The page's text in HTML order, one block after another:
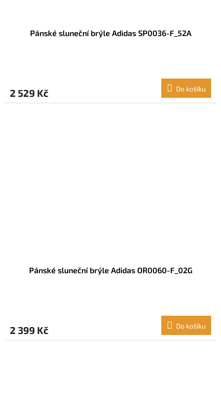
Pánské sluneční brýle Adidas SP0036-F_52A
2 529 Kč Do košíku
Pánské sluneční brýle Adidas OR0060-F_02G
2 399 Kč Do košíku